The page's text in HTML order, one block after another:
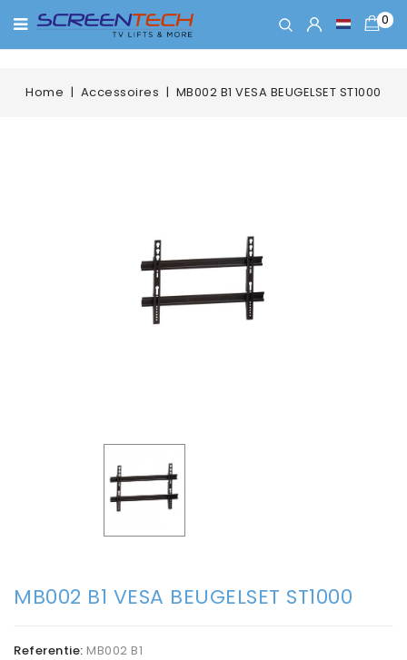
0
Home Accessoires MB002 B1 VESA BEUGELSET ST1000
MB002 B1 VESA BEUGELSET ST1000
Referentie: MB002 B1